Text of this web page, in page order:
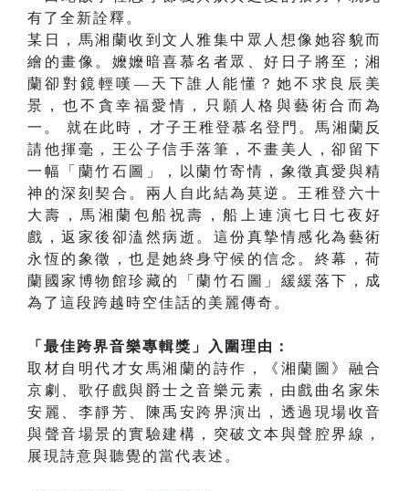
有了全新詮釋。
某日，馬湘蘭收到文人雅集中眾人想像她容貌而
繪的畫像。嬤嬤暗喜慕名者眾、好日子將至；湘
蘭卻對鏡輕嘆—天下誰人能懂？她不求良辰美
景，也不貪幸福愛情，只願人格與藝術合而為
一。 就在此時，才子王稚登慕名登門。馬湘蘭反
請他揮毫，王公子信手落筆，不畫美人，卻留下
一幅「蘭竹石圖」，以蘭竹寄情，象徵真愛與精
神的深刻契合。兩人自此結為莫逆。王稚登六十
大壽，馬湘蘭包船祝壽，船上連演七日七夜好
戲，返家後卻溘然病逝。這份真摯情感化為藝術
永恆的象徵，也是她終身守候的信念。終幕，荷
蘭國家博物館珍藏的「蘭竹石圖」緩緩落下，成
為了這段跨越時空佳話的美麗傳奇。
「最佳跨界音樂專輯獎」入圍理由：
取材自明代才女馬湘蘭的詩作，《湘蘭圖》融合
京劇、歌仔戲與爵士之音樂元素，由戲曲名家朱
安麗、李靜芳、陳禹安跨界演出，透過現場收音
與聲音場景的實驗建構，突破文本與聲腔界線，
展現詩意與聽覺的當代表述。